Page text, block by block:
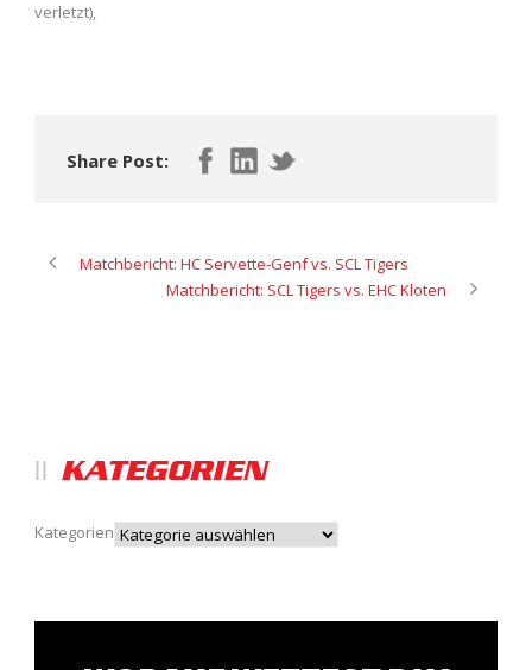
verletzt),
Share Post:
Matchbericht: HC Servette-Genf vs. SCL Tigers
Matchbericht: SCL Tigers vs. EHC Kloten
KATEGORIEN
Kategorien